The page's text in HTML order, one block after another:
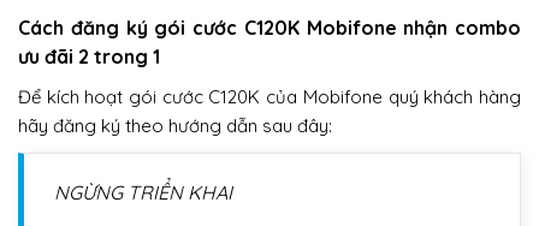
Cách đăng ký gói cước C120K Mobifone nhận combo
ưu đãi 2 trong 1
Để kích hoạt gói cước C120K của Mobifone quý khách hàng
hãy đăng ký theo hướng dẫn sau đây:
NGỪNG TRIỂN KHAI